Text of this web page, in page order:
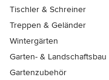
Tischler & Schreiner
Treppen & Geländer
Wintergärten
Garten- & Landschaftsbau
Gartenzubehör